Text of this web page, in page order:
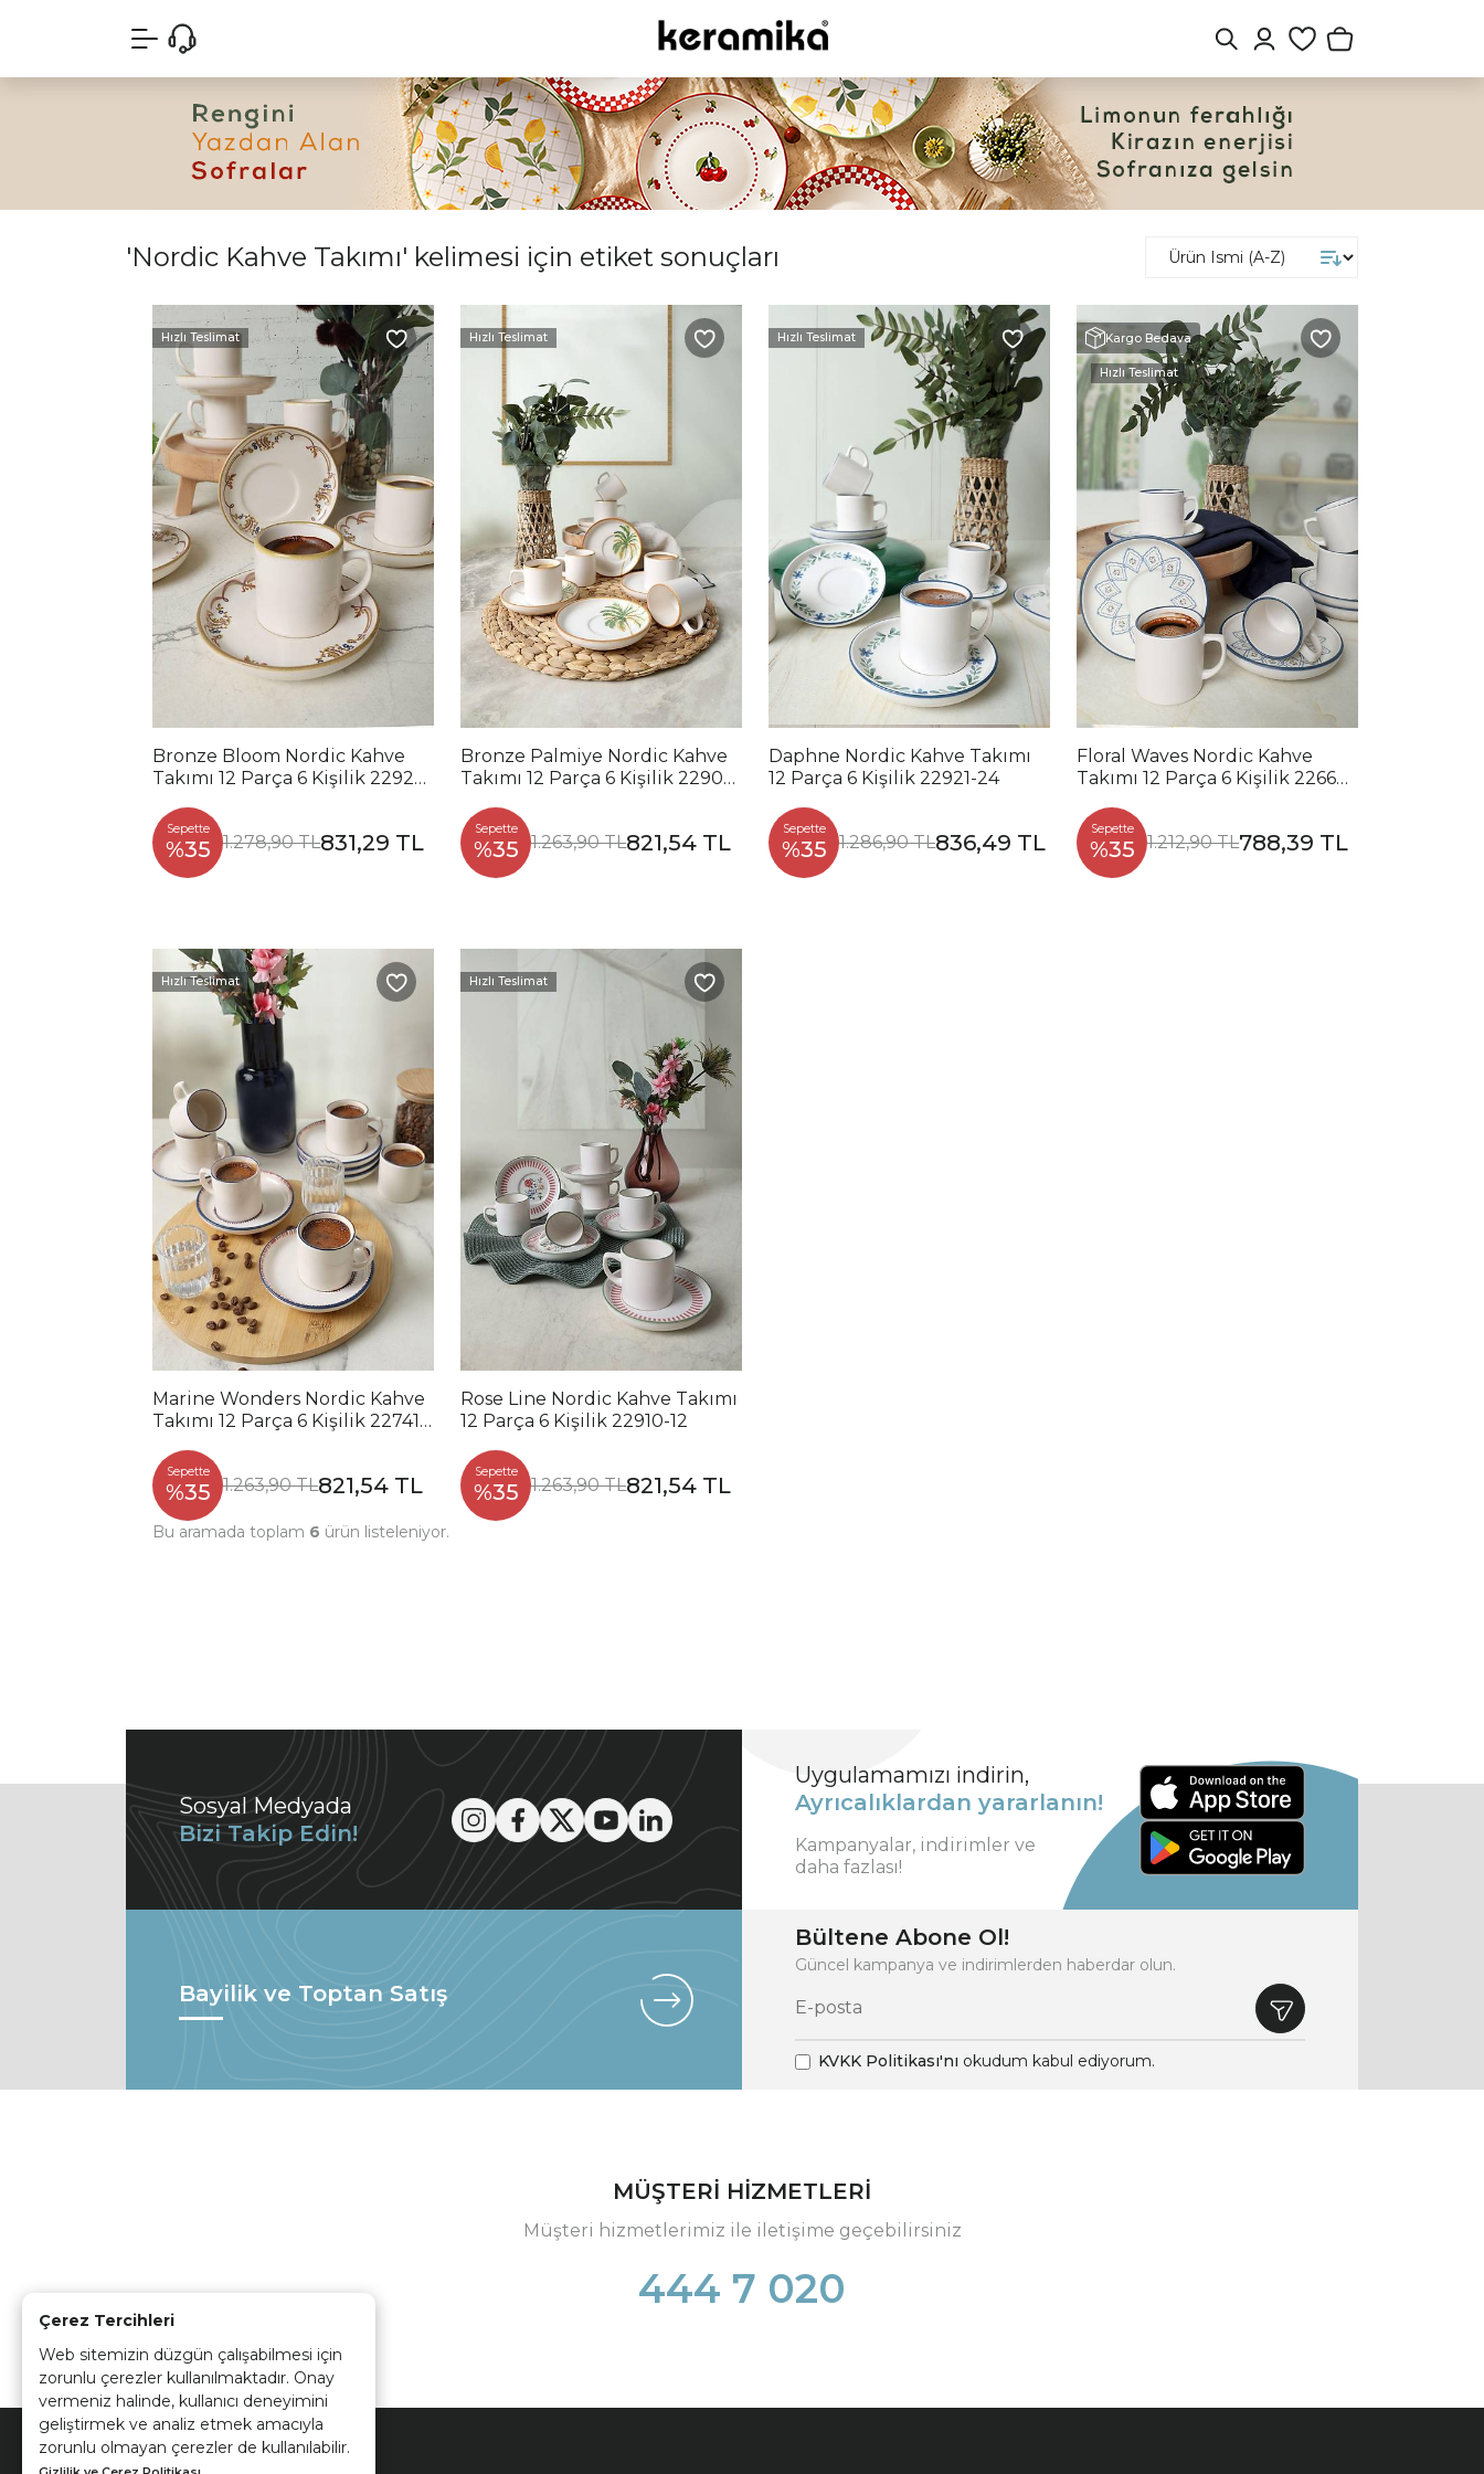
Çerez Tercihleri
Web sitemizin düzgün çalışabilmesi için
zorunlu çerezler kullanılmaktadır. Onay
vermeniz halinde, kullanıcı deneyimini
geliştirmek ve analiz etmek amacıyla
zorunlu olmayan çerezler de kullanılabilir.
'Nordic Kahve Takımı' kelimesi için etiket sonuçları
Hızlı Teslimat
Bronze Bloom Nordic Kahve
Takımı 12 Parça 6 Kişilik 22928-
Sepette
%35 1.278,90 TL831,29 TL
Hızlı Teslimat
Bronze Palmiye Nordic Kahve
Takımı 12 Parça 6 Kişilik 22902-
Sepette
%35 1.263,90 TL821,54 TL
Hızlı Teslimat
Daphne Nordic Kahve Takımı
12 Parça 6 Kişilik 22921-24
Sepette
%35 1.286,90 TL836,49 TL
Kargo Bedava
Hızlı Teslimat
Floral Waves Nordic Kahve
Takımı 12 Parça 6 Kişilik 22669-
Sepette
%35 1.212,90 TL788,39 TL
Hızlı Teslimat
Marine Wonders Nordic Kahve
Takımı 12 Parça 6 Kişilik 22741-
Sepette
%35 1.263,90 TL821,54 TL
Hızlı Teslimat
Rose Line Nordic Kahve Takımı
12 Parça 6 Kişilik 22910-12
Sepette
%35 1.263,90 TL821,54 TL
Bu aramada toplam 6 ürün listeleniyor.
Sosyal Medyada
Bizi Takip Edin!
Uygulamamızı indirin,
Ayrıcalıklardan yararlanın!
Kampanyalar, indirimler ve
daha fazlası!
Bayilik ve Toptan Satış
Bültene Abone Ol!
Güncel kampanya ve indirimlerden haberdar olun.
KVKK Politikası'nı okudum kabul ediyorum.
MÜŞTERİ HİZMETLERİ
Müşteri hizmetlerimiz ile iletişime geçebilirsiniz
444 7 020